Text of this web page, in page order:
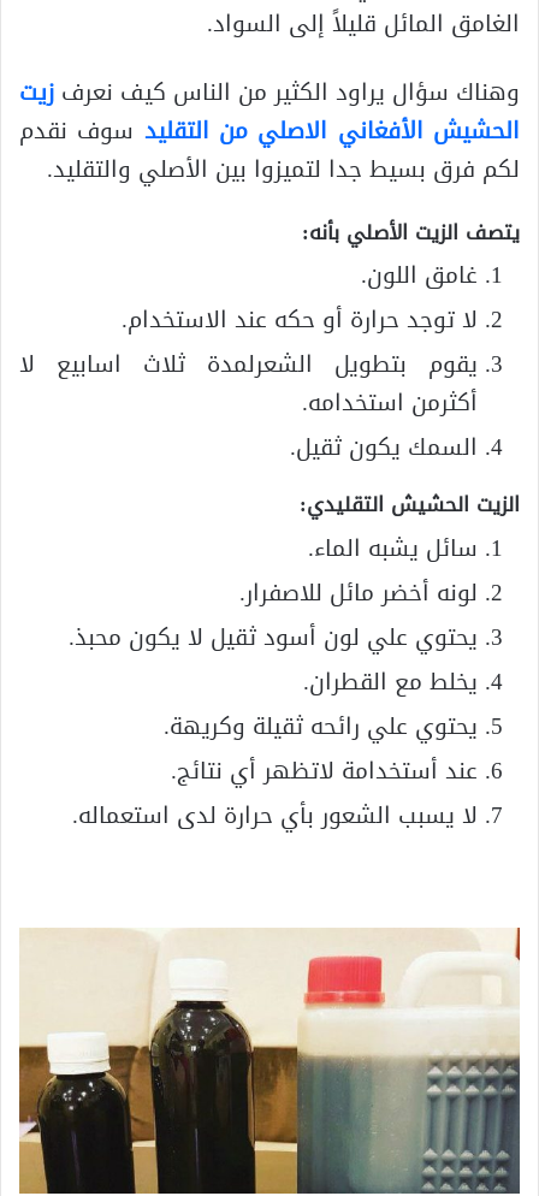
الغامق المائل قليلاً إلى السواد.
وهناك سؤال يراود الكثير من الناس كيف نعرفزيت
الحشيش الأفغاني الاصلي من التقليد سوف نقدم
لكم فرق بسيط جدا لتميزوا بين الأصلي والتقليد.
يتصف الزيت الأصلي بأنه:
غامق اللون.
لا توجد حرارة أو حكه عند الاستخدام.
يقوم بتطويل الشعرلمدة ثلاث اسابيع لا
أكثرمن استخدامه.
السمك يكون ثقيل.
الزيت الحشيش التقليدي:
سائل يشبه الماء.
لونه أخضر مائل للاصفرار.
يحتوي علي لون أسود ثقيل لا يكون محبذ.
يخلط مع القطران.
يحتوي علي رائحه ثقيلة وكريهة.
عند أستخدامة لاتظهر أي نتائج.
لا يسبب الشعور بأي حرارة لدى استعماله.